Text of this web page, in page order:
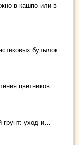
в кашпо или в
бутылок…
цветников…
грунт: уход и…